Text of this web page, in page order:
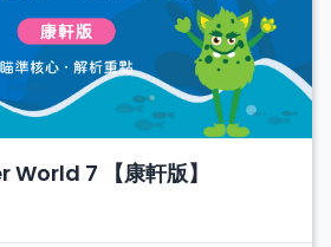
7 【康軒版】